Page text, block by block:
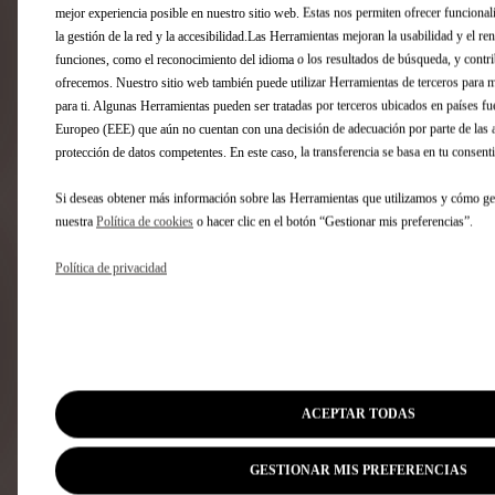
Codigo 1607075780
Añadir a la cesta
Codigo
mejor experiencia posible en nuestro sitio web. Estas nos permiten ofrecer
la gestión de la red y la accesibilidad.Las Herramientas mejoran la usabilidad y el
funciones, como el reconocimiento del idioma o los resultados de búsqueda, y
ofrecemos. Nuestro sitio web también puede utilizar Herramientas de terceros para
para ti. Algunas Herramientas pueden ser tratadas por terceros ubicados en países
Europeo (EEE) que aún no cuentan con una decisión de adecuación por parte de las
protección de datos competentes. En este caso, la transferencia se basa en tu
Si deseas obtener más información sobre las Herramientas que utilizamos y cómo
nuestra Política de cookies o hacer clic en el botón “Gestionar mis preferencias”.
Política de privacidad
GESTIONAR MIS PREFERENCIAS
ACEPTAR TODAS